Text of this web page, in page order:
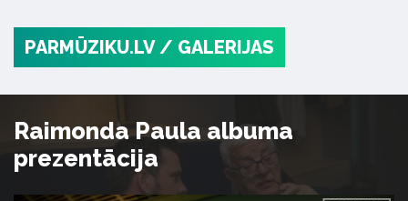
PARMŪZIKU.LV / GALERIJAS
Raimonda Paula albuma
prezentācija